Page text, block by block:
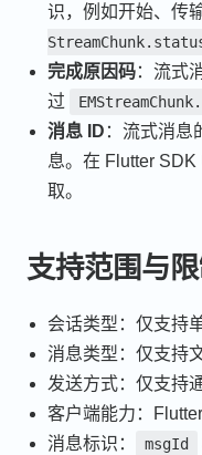
识，例如开始、传
完成原因码：流式
过
消息 ID ：流式消息
息。在 Flutter SDK
取。
支持范围与限
会话类型：仅支持
消息类型：仅支持
发送方式：仅支持
客户端能力：
消息标识：
msgId